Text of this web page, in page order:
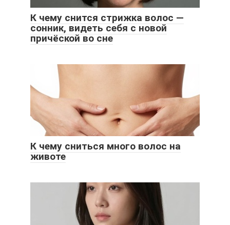
К чему снится стрижка волос —
сонник, видеть себя с новой
причёской во сне
К чему сниться много волос на
животе